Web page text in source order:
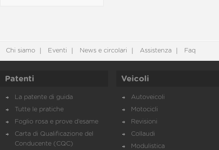
Chi siamo Eventi News e circolari Assistenza Faq
Patenti
La patente di guida
Tutte le pratiche
Foglio rosa e prove d’esame
Carta di Qualificazione del
Conducente (CQC)
Veicoli
Autoveicoli
Motocicli
Revisioni
Collaudi
Modulistica